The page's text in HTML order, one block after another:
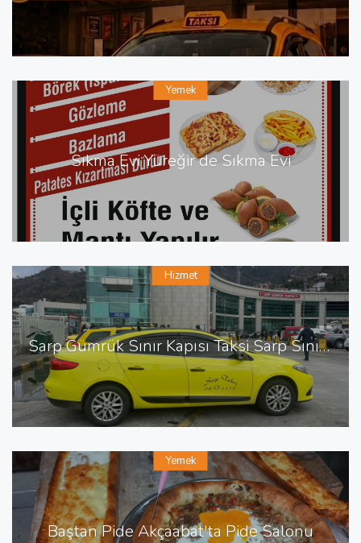
Sıkma Evi Yüreğir de Sıkma Evi
Yemek
Sarp Gümrük Sınır Kapısı Taksi Sarp Sınır Kapısı En Yakın Taksi
Hizmet
Baştan Pide Akçaabat'ta Pide Salonu
Yemek